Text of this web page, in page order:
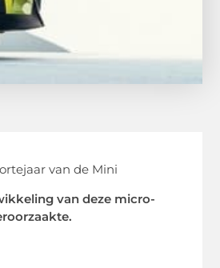
van deze micro-